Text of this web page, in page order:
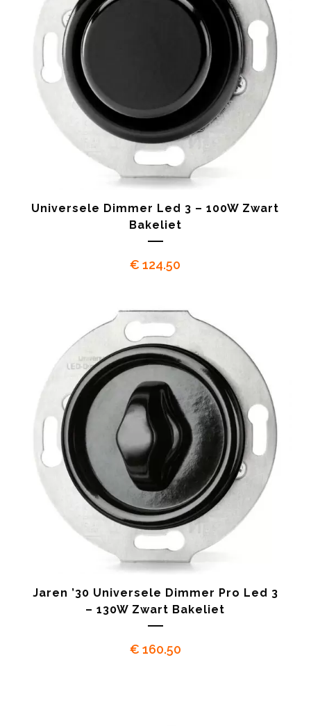
Universele Dimmer Led 3 – 100W Zwart
Bakeliet
€ 124.50
Jaren ’30 Universele Dimmer Pro Led 3
– 130W Zwart Bakeliet
€ 160.50